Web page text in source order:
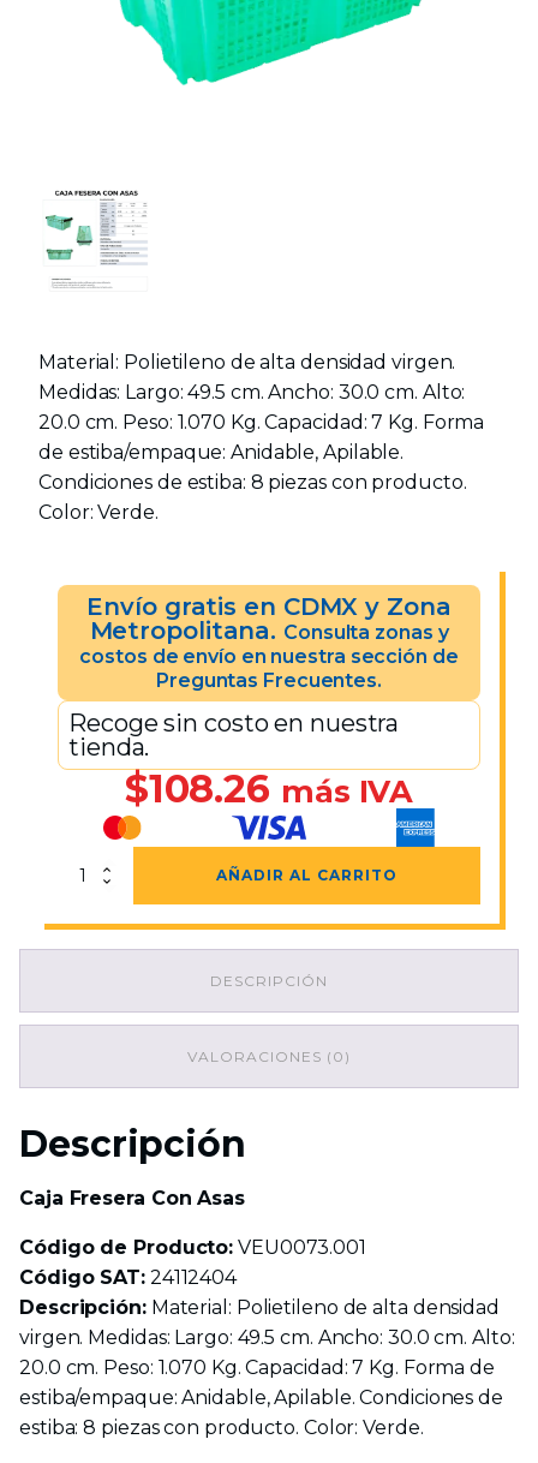
Material: Polietileno de alta densidad virgen.
Medidas: Largo: 49.5 cm. Ancho: 30.0 cm. Alto:
20.0 cm. Peso: 1.070 Kg. Capacidad: 7 Kg. Forma
de estiba/empaque: Anidable, Apilable.
Condiciones de estiba: 8 piezas con producto.
Color: Verde.
Envío gratis en CDMX y Zona
Metropolitana. Consulta zonas y
costos de envío en nuestra sección de
Preguntas Frecuentes.
Recoge sin costo en nuestra
tienda.
$108.26 más IVA
Caja
Asas
AÑADIR AL CARRITO
DESCRIPCIÓN
VALORACIONES (0)
Descripción
Caja Fresera Con Asas
Código de Producto: VEU0073.001
Código SAT:24112404
Descripción:Material: Polietileno de alta densidad
virgen. Medidas: Largo: 49.5 cm. Ancho: 30.0 cm. Alto:
20.0 cm. Peso: 1.070 Kg. Capacidad: 7 Kg. Forma de
estiba/empaque: Anidable, Apilable. Condiciones de
estiba: 8 piezas con producto. Color: Verde.